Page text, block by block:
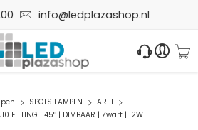
info@ledplazashop.nl
SPOTS LAMPEN
AR111
FITTING | 45° | DIMBAAR | Zwart | 12W